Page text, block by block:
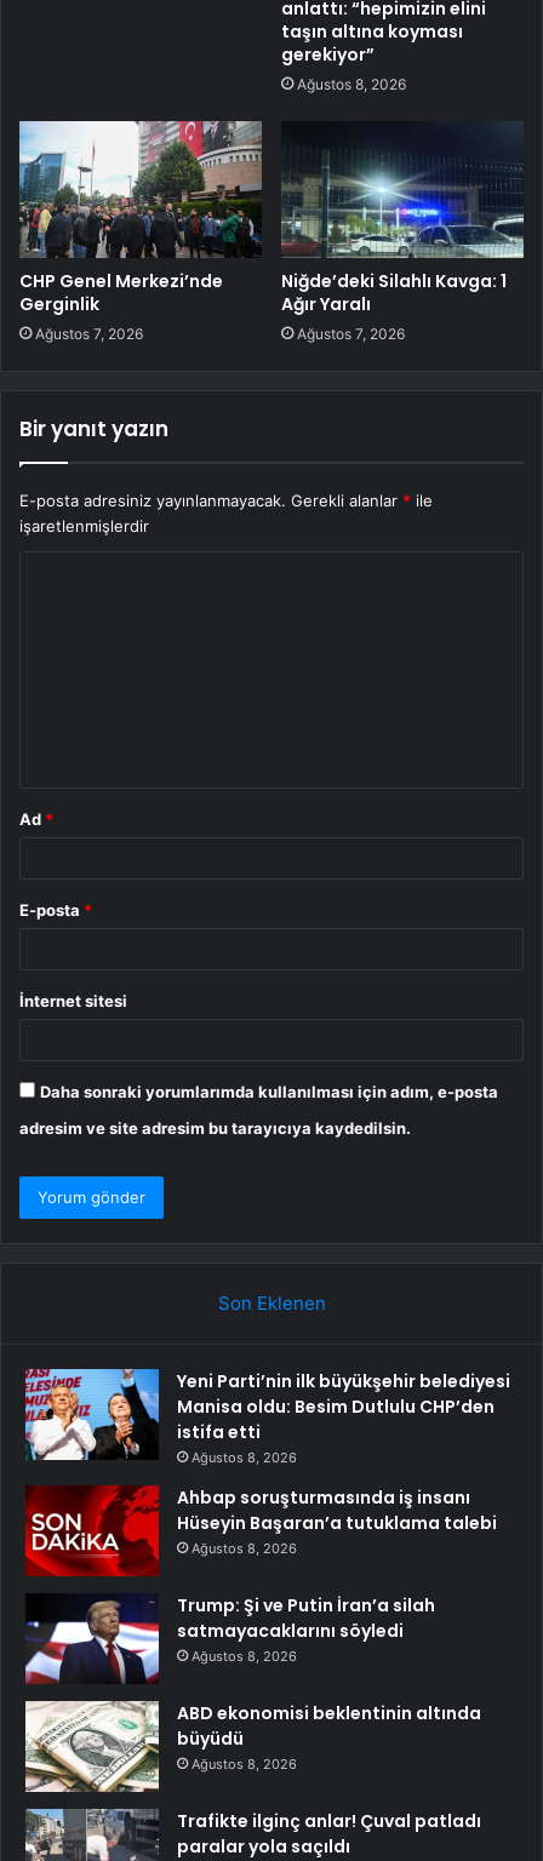
anlattı: “hepimizin elini
taşın altına koyması
gerekiyor”
Ağustos 8, 2026
CHP Genel Merkezi’nde
Gerginlik
Ağustos 7, 2026
Niğde’deki Silahlı Kavga: 1
Ağır Yaralı
Ağustos 7, 2026
Bir yanıt yazın
E-posta adresiniz yayınlanmayacak. Gerekli alanlar * ile
işaretlenmişlerdir
Ad *
E-posta *
İnternet sitesi
Daha sonraki yorumlarımda kullanılması için adım, e-posta
adresim ve site adresim bu tarayıcıya kaydedilsin.
Son Eklenen
Yeni Parti’nin ilk büyükşehir belediyesi
Manisa oldu: Besim Dutlulu CHP’den
istifa etti
Ağustos 8, 2026
Ahbap soruşturmasında iş insanı
Hüseyin Başaran’a tutuklama talebi
Ağustos 8, 2026
Trump: Şi ve Putin İran’a silah
satmayacaklarını söyledi
Ağustos 8, 2026
ABD ekonomisi beklentinin altında
büyüdü
Ağustos 8, 2026
Trafikte ilginç anlar! Çuval patladı
paralar yola saçıldı